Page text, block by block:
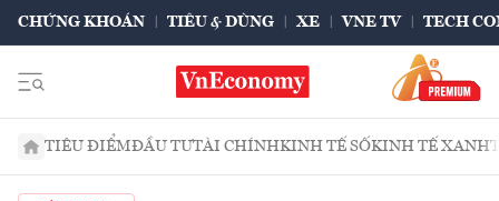
CHỨNG KHOÁN TIÊU & DÙNG XE VNE TV TECH
TIÊU ĐIỂMĐẦU TƯTÀI CHÍNHKINH TẾ SỐKINH TẾ XANH